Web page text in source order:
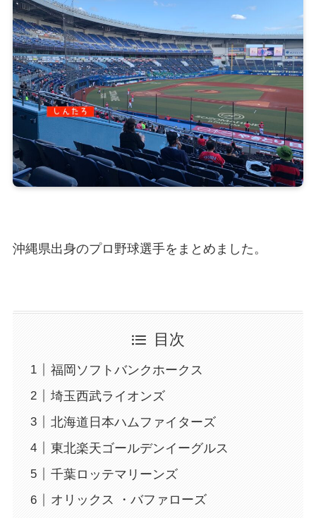
沖縄県出身のプロ野球選手をまとめました。
目次
福岡ソフトバンクホークス
埼玉西武ライオンズ
北海道日本ハムファイターズ
東北楽天ゴールデンイーグルス
千葉ロッテマリーンズ
オリックス ・バファローズ